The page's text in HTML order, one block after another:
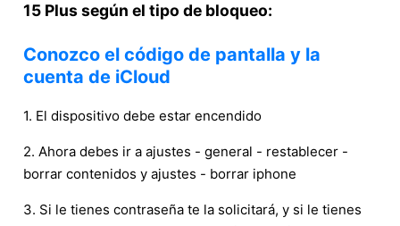
15 Plus según el tipo de bloqueo:
Conozco el código de pantalla y la
cuenta de iCloud
1. El dispositivo debe estar encendido
2. Ahora debes ir a ajustes - general - restablecer -
borrar contenidos y ajustes - borrar iphone
3. Si le tienes contraseña te la solicitará, y si le tienes